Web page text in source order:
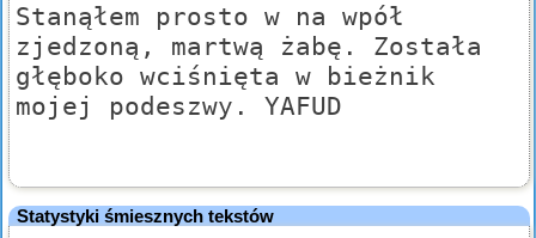
Stanąłem prosto w na wpół
zjedzoną, martwą żabę. Została
głęboko wciśnięta w bieżnik
mojej podeszwy. YAFUD
Statystyki śmiesznych tekstów